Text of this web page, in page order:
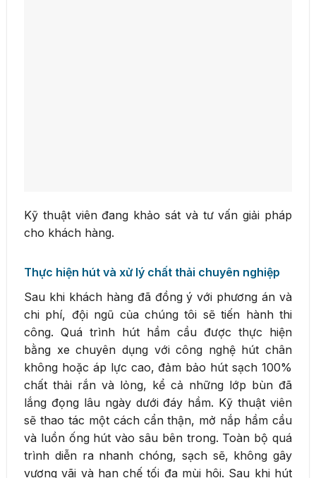
Kỹ thuật viên đang khảo sát và tư vấn giải pháp
cho khách hàng.
Thực hiện hút và xử lý chất thải chuyên nghiệp
Sau khi khách hàng đã đồng ý với phương án và
chi phí, đội ngũ của chúng tôi sẽ tiến hành thi
công. Quá trình hút hầm cầu được thực hiện
bằng xe chuyên dụng với công nghệ hút chân
không hoặc áp lực cao, đảm bảo hút sạch 100%
chất thải rắn và lỏng, kể cả những lớp bùn đã
lắng đọng lâu ngày dưới đáy hầm. Kỹ thuật viên
sẽ thao tác một cách cẩn thận, mở nắp hầm cầu
và luồn ống hút vào sâu bên trong. Toàn bộ quá
trình diễn ra nhanh chóng, sạch sẽ, không gây
vương vãi và hạn chế tối đa mùi hôi. Sau khi hút